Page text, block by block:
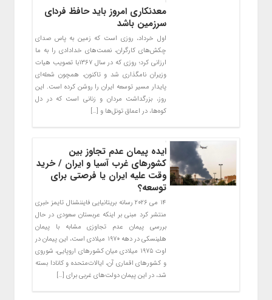
معدنکاری امروز باید حافظ فردای
سرزمین باشد
اول خرداد، روزی است که زمین به پاس صدای
چکش‌های کارگران، نعمت‌های خدادادی را به ما
ارزانی کرد؛ روزی که در سال ۱۳۶۷با تصویب هیات
وزیران نامگذاری شد و تاکنون، همچون شعله‌ای
پایدار مسیر توسعه ایران را روشن کرده است. این
روز، بزرگداشت مردان و زنانی است که در دل
کوه‌ها، در اعماق تونل‌ها و […]
ایده پیمان عدم تجاوز بین
کشورهای غرب آسیا و ایران / خرید
وقت علیه ایران یا فرصتی برای
توسعه؟
۱۴ می ۲۰۲۶ رسانه بریتانیایی فایننشنال تایمز خبری
منتشر کرد مبنی بر اینکه عربستان سعودی در حال
بررسی پیمان عدم تجاوزی مشابه با پیمان
هلینسکی در دهه ۱۹۷۰ میلادی است، این پیمان در
اوت ۱۹۷۵ میلادی میان کشورهای اروپایی، شوروی
و کشورهای اقماری آن، ایالات‌متحده و کانادا بسته
شد، در این پیمان دولت‌های غربی برای […]